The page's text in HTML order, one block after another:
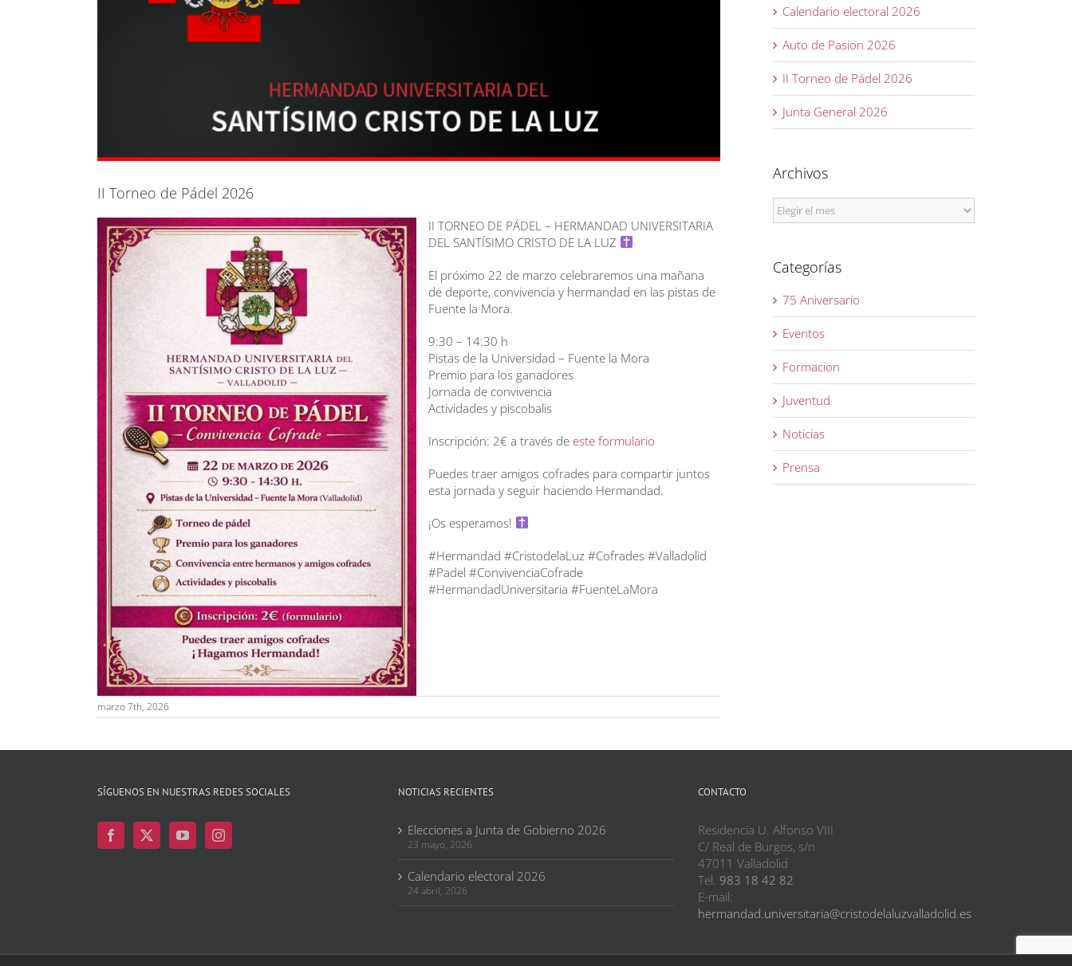
II Torneo de Pádel 2026
II TORNEO DE PÁDEL – HERMANDAD UNIVERSITARIA
DEL SANTÍSIMO CRISTO DE LA LUZ
El próximo 22 de marzo celebraremos una mañana
de deporte, convivencia y hermandad en las pistas de
Fuente la Mora.
9:30 – 14:30 h
Pistas de la Universidad – Fuente la Mora
Premio para los ganadores
Jornada de convivencia
Actividades y piscobalis
Inscripción: 2€ a través de este formulario
Puedes traer amigos cofrades para compartir juntos
esta jornada y seguir haciendo Hermandad.
¡Os esperamos!
#Hermandad #CristodelaLuz #Cofrades #Valladolid
#Padel #ConvivenciaCofrade
#HermandadUniversitaria #FuenteLaMora
marzo 7th, 2026
Calendario electoral 2026
Auto de Pasion 2026
II Torneo de Pádel 2026
Junta General 2026
Archivos
Archivos
Categorías
75 Aniversario
Eventos
Formacion
Juventud
Noticias
Prensa
SÍGUENOS EN NUESTRAS REDES SOCIALES NOTICIAS RECIENTES
Elecciones a Junta de Gobierno 2026
23 mayo, 2026
Calendario electoral 2026
24 abril, 2026
CONTACTO
Residencia U. Alfonso VIII
C/ Real de Burgos, s/n
47011 Valladolid
Tel. 983 18 42 82
E-mail:
hermandad.universitaria@cristodelaluzvalladolid.es